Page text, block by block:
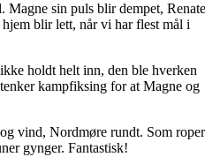
Magne sin puls blir dempet, Renate
blir lett, når vi har flest mål i
holdt helt inn, den ble hverken
kampfiksing for at Magne og
vind, Nordmøre rundt. Som roper
gynger. Fantastisk!